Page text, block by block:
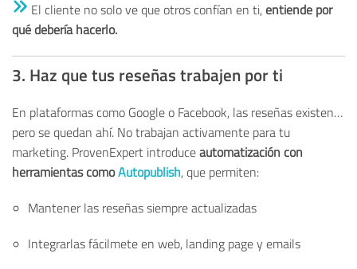
El cliente no solo ve que otros confían en ti,entiende por
qué debería hacerlo.
3. Haz que tus reseñas trabajen por ti
En plataformas como Google o Facebook, las reseñas existen…
pero se quedan ahí. No trabajan activamente para tu
marketing. ProvenExpert introduceautomatización con
herramientas comoAutopublish, que permiten:
Mantener las reseñas siempre actualizadas
Integrarlas fácilmete en web, landing page y emails